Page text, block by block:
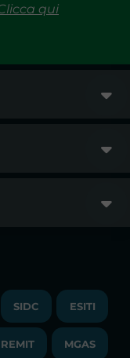
qui
SIDC ESITI
REMIT MGAS